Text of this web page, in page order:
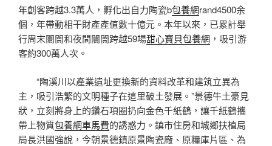
年創客跨越3.3萬人，孵化出自力陶瓷b包養網rand4500余
個，年帶動相干財產產值數十億元。本年以來，已累計舉
行周末闤闠和夜間闤闠跨越59場甜心寶貝包養網 ，吸引游
客約300萬人次。
“陶溪川以產業遺址更換新的資料改革和建筑立異為
主，吸引浩繁的文明種子在這里破土發展。”景德牛土豪見
狀，立刻將身上的鑽石項圈扔向金色千紙鶴，讓千紙鶴攜
帶上物質包養網車馬費的誘惑力。鎮市住房和城鄉扶植局
局長洪國強說，今朝景德鎮原景陶瓷廠、原糧庫片區、為